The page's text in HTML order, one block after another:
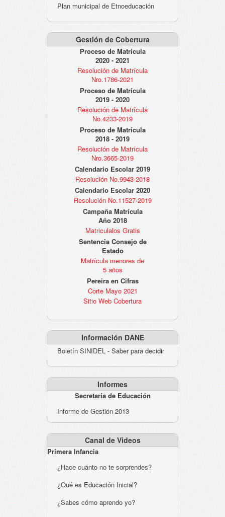
Plan municipal de Etnoeducación
Gestión de Cobertura
Proceso de Matrícula
2020 - 2021
Resolución de Matrícula
Nro.1786-2021
Proceso de Matrícula
2019 - 2020
Resolución de Matrícula
No.4233-2019
Proceso de Matrícula
2018 - 2019
Resolución de Matrícula
Nro.3665-2019
Calendario Escolar 2019
Resolución No.9943-2018
Calendario Escolar 2020
Resolución No.11527-2019
Campaña Matrícula
Año 2018
Matriculalos Gratis
Sentencia Consejo de
Estado
Matrícula menores de
5 años
Pereira en Cifras
Corte Mayo 2021
Sitio Web Cobertura
Información DANE
Boletín SINIDEL - Saber para decidir
Informes
Secretaría de Educación
Informe de Gestión 2013
Canal de Videos
Primera Infancia
¿Hace cuánto no te sorprendes?
¿Qué es Educación Inicial?
¿Sabes cómo aprendo yo?